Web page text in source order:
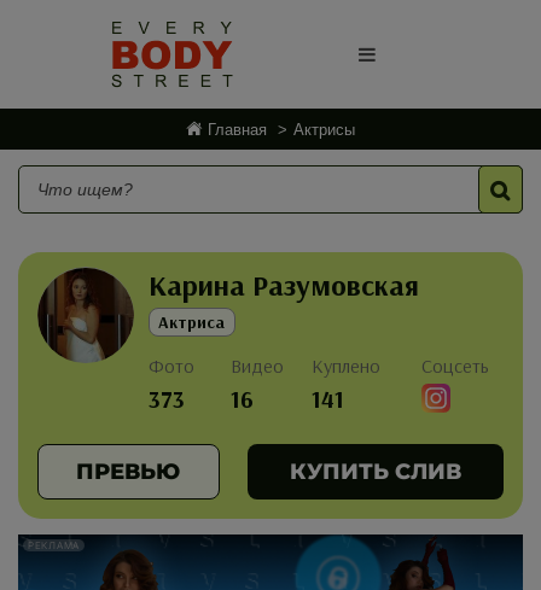
Главная Актрисы
Карина Разумовская
Актриса
Фото
373
Видео
16
Куплено
141
Соцсеть
ПРЕВЬЮ КУПИТЬ СЛИВ
РЕКЛАМА